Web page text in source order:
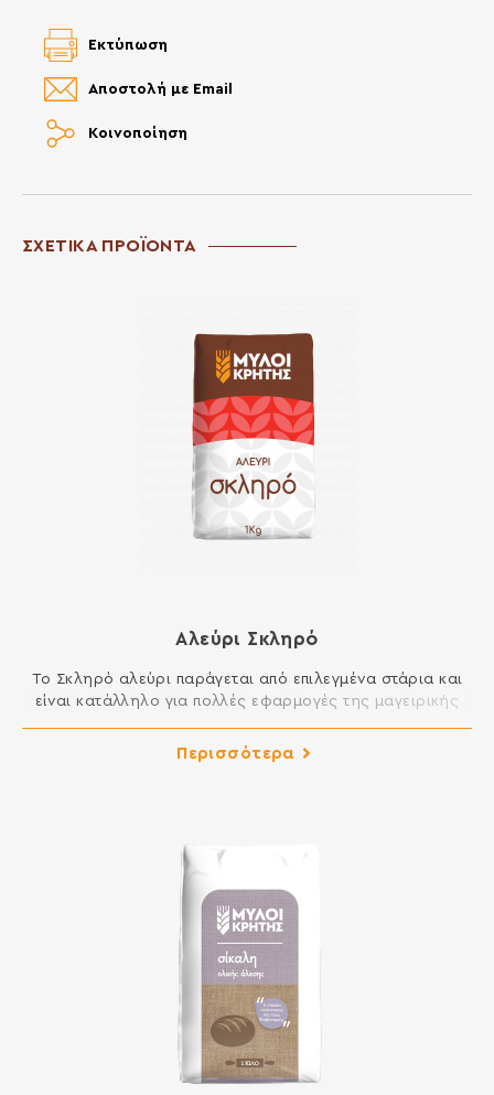
Κοινοποίηση
Αποστολή με Email
Εκτύπωση
ΣΧΕΤΙΚΑ ΠΡΟΪΟΝΤΑ
Αλεύρι Σκληρό
Το Σκληρό αλεύρι παράγεται από επιλεγμένα στάρια και
είναι κατάλληλο για πολλές εφαρμογές της μαγειρικής
ανοίγετε άψογα φύλλο, ενώ είναι κατάλληλο για
Περισσότερα